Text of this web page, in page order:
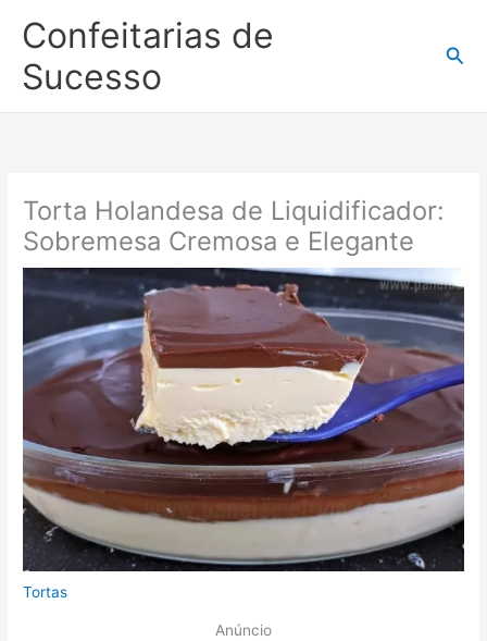
para
conteúdo
Confeitarias de
Sucesso
Torta Holandesa de Liquidificador:
Sobremesa Cremosa e Elegante
Tortas
Anúncio